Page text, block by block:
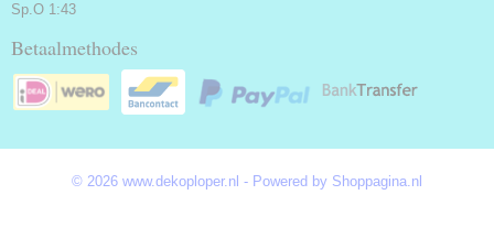
Sp.O 1:43
Betaalmethodes
© 2026 www.dekoploper.nl - Powered by Shoppagina.nl